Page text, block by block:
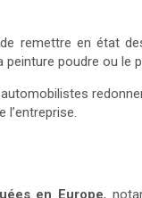
remettre en état
poudre ou le
l’entreprise.